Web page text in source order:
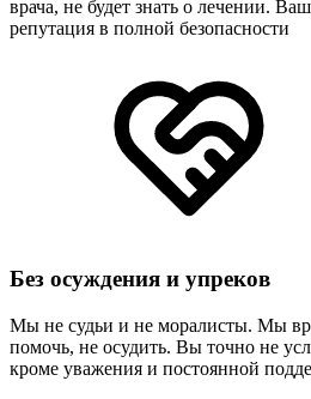
врача, не будет знать о лечении.
репутация в полной безопасности
Без осуждения и упреков
Мы не судьи и не моралисты. Мы
помочь, не осудить. Вы точно не
кроме уважения и постоянной